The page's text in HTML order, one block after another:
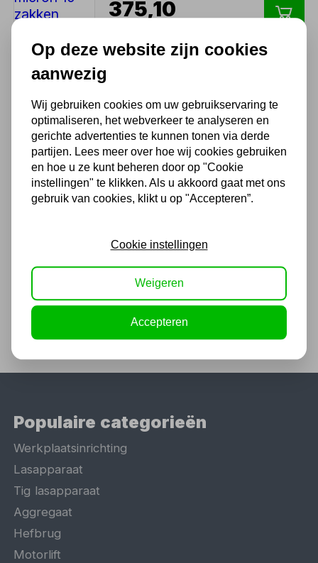
375,10
inhoud
665,50
550,00 excl. BTW
Straalgrit Speedblast 10
275,28
227,50 excl. BTW
Populaire categorieën
Werkplaatsinrichting
Lasapparaat
Tig lasapparaat
Aggregaat
Hefbrug
Motorlift
Op deze website zijn cookies
aanwezig
Wij gebruiken cookies om uw gebruikservaring te
optimaliseren, het webverkeer te analyseren en
gerichte advertenties te kunnen tonen via derde
partijen. Lees meer over hoe wij cookies gebruiken
en hoe u ze kunt beheren door op "Cookie
instellingen" te klikken. Als u akkoord gaat met ons
gebruik van cookies, klikt u op "Accepteren”.
Cookie instellingen
Weigeren
Accepteren